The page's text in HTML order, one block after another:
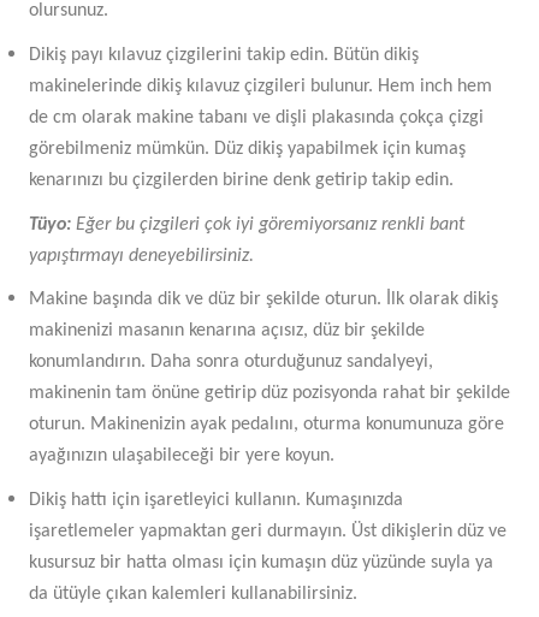
olursunuz.
Dikiş payı kılavuz çizgilerini takip edin. Bütün dikiş
makinelerinde dikiş kılavuz çizgileri bulunur. Hem inch hem
de cm olarak makine tabanı ve dişli plakasında çokça çizgi
görebilmeniz mümkün. Düz dikiş yapabilmek için kumaş
kenarınızı bu çizgilerden birine denk getirip takip edin.
Tüyo: Eğer bu çizgileri çok iyi göremiyorsanız renkli bant
yapıştırmayı deneyebilirsiniz.
Makine başında dik ve düz bir şekilde oturun. İlk olarak dikiş
makinenizi masanın kenarına açısız, düz bir şekilde
konumlandırın. Daha sonra oturduğunuz sandalyeyi,
makinenin tam önüne getirip düz pozisyonda rahat bir şekilde
oturun. Makinenizin ayak pedalını, oturma konumunuza göre
ayağınızın ulaşabileceği bir yere koyun.
Dikiş hattı için işaretleyici kullanın. Kumaşınızda
işaretlemeler yapmaktan geri durmayın. Üst dikişlerin düz ve
kusursuz bir hatta olması için kumaşın düz yüzünde suyla ya
da ütüyle çıkan kalemleri kullanabilirsiniz.